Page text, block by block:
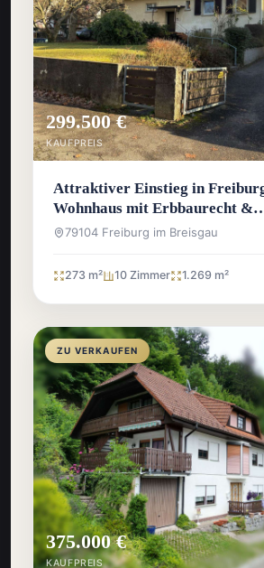
299.500 €
KAUFPREIS
Attraktiver Einstieg in
Wohnhaus mit Erbbaurecht &
Entwicklungspotenzial
79104 Freiburg im Breisgau
273 m² 10 Zimmer 1.269 m²
ZU VERKAUFEN
375.000 €
KAUFPREIS